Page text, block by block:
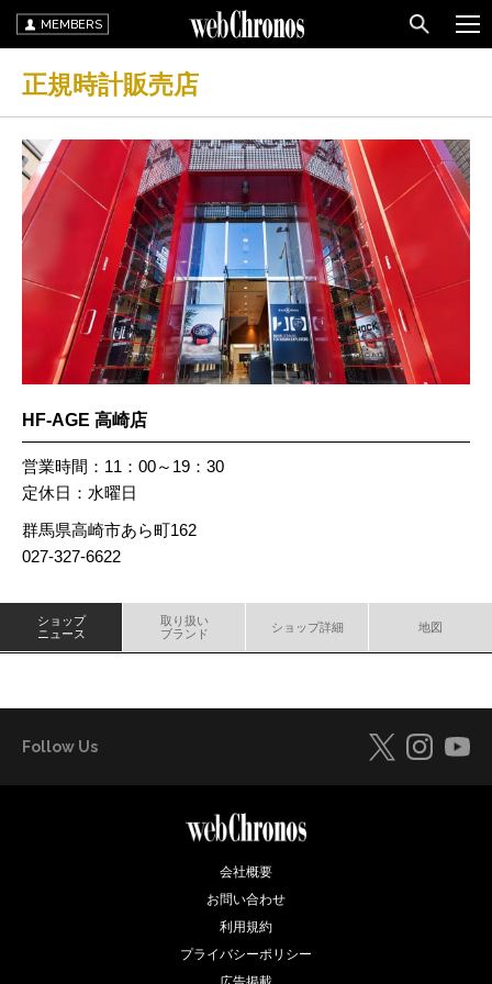
MEMBERS
正規時計販売店
HF-AGE 高崎店
営業時間：11：00～19：30
定休日：水曜日
群馬県高崎市あら町162
027-327-6622
ショップ
ニュース
取り扱い
ブランド
ショップ詳細 地図
Follow Us
会社概要
お問い合わせ
利用規約
プライバシーポリシー